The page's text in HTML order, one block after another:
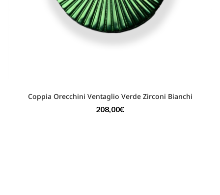
Coppia Orecchini Ventaglio Verde Zirconi Bianchi
208,00€